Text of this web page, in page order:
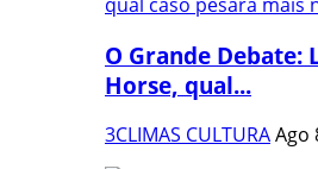
O Grande Debate:
Horse, qual...
3CLIMAS CULTURAAgo